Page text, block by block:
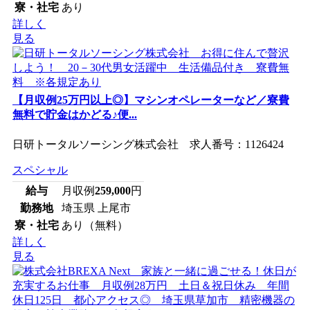
寮・社宅 あり
詳しく
見る
【月収例25万円以上◎】マシンオペレーターなど／寮費
無料で貯金はかどる♪便...
日研トータルソーシング株式会社 求人番号：1126424
スペシャル
給与
月収例259,000円
勤務地
埼玉県 上尾市
寮・社宅 あり（無料）
詳しく
見る